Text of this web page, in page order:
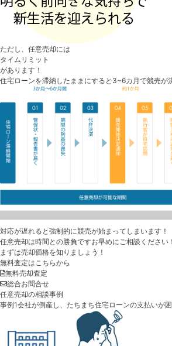
ただし、任意売却には
タイムリミット
があります！
住宅ローンを滞納したままにすると3~6カ月で競売が
対応が遅れると 強制的に競売が始まってしまいます！
任意売却は時間との勝負ですお早めにご相談ください！
まずは売却価格を知りましょう！
無料査定はこちらから
無料売却査定
総合お問合せ
任意売却の相談事例
事例1会社が倒産し、たちまち住宅ローンの支払いが困